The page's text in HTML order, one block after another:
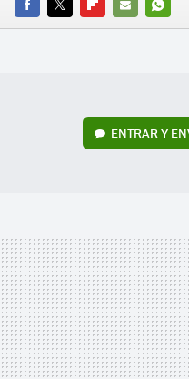
FACEBOOK
TWITTERFLIPBOARD
E-
ENTRAR Y